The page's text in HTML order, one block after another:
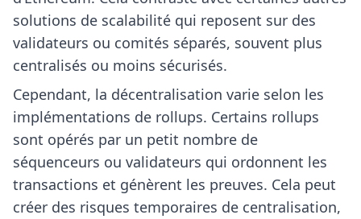
solutions de scalabilité qui reposent sur des
validateurs ou comités séparés, souvent plus
centralisés ou moins sécurisés.
Cependant, la décentralisation varie selon les
implémentations de rollups. Certains rollups
sont opérés par un petit nombre de
séquenceurs ou validateurs qui ordonnent les
transactions et génèrent les preuves. Cela peut
créer des risques temporaires de centralisation,